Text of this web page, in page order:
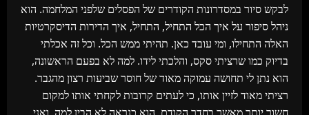
לבקש סיור במסדרונות הקודרים של הפסלים שלפני המלחמה. הוא
ניהל סיפור על איך הכל התחיל, התחיל, איך הדירות הדיסקרטיות
האלה התחילו, ומי עובד כאן. תהיתי ממש הכל. וכל זה אכלתי
בדיוק כמו שרציתי סקס, והלכתי לידו. למה לא בפעם הראשונה,
הוא נתן לי תחושה עמוקה מאוד של חוסר שביעות רצון מהגבר.
רציתי מאוד לזיין אותו, כי לעתים קרובות לקחתי אותו למקום